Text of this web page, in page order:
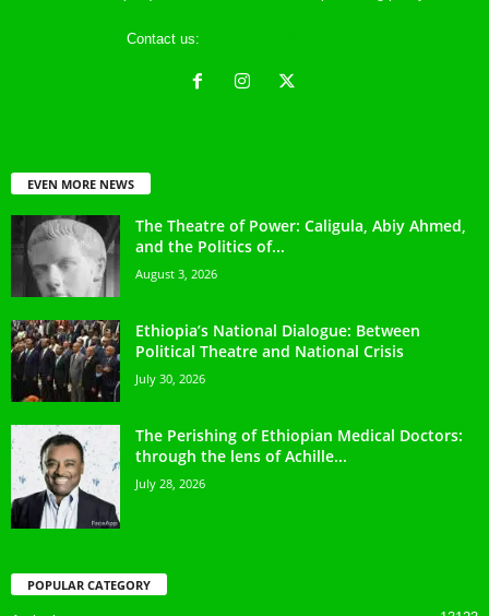
Contact us:
EVEN MORE NEWS
The Theatre of Power: Caligula, Abiy Ahmed,
and the Politics of...
August 3, 2026
Ethiopia’s National Dialogue: Between
Political Theatre and National Crisis
July 30, 2026
The Perishing of Ethiopian Medical Doctors:
through the lens of Achille...
July 28, 2026
POPULAR CATEGORY